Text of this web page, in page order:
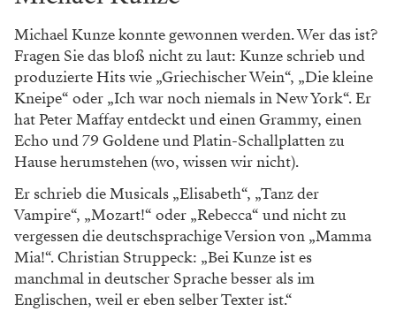
Michael Kunze konnte gewonnen werden. Wer das ist?
Fragen Sie das bloß nicht zu laut: Kunze schrieb und
produzierte Hits wie „Griechischer Wein“, „Die kleine
Kneipe“ oder „Ich war noch niemals in New York“. Er
hat Peter Maffay entdeckt und einen Grammy, einen
Echo und 79 Goldene und Platin-Schallplatten zu
Hause herumstehen (wo, wissen wir nicht).
Er schrieb die Musicals „Elisabeth“, „Tanz der
Vampire“, „Mozart!“ oder „Rebecca“ und nicht zu
vergessen die deutschsprachige Version von „Mamma
Mia!“. Christian Struppeck: „Bei Kunze ist es
manchmal in deutscher Sprache besser als im
Englischen, weil er eben selber Texter ist.“